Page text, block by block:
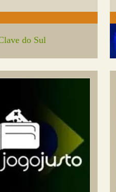
do Sul